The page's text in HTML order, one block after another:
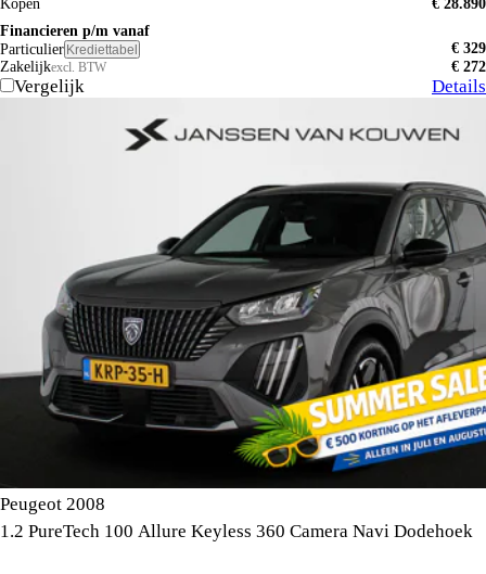
Kopen
€ 28.890
Financieren p/m vanaf
Particulier Krediettabel
€ 329
Zakelijkexcl. BTW € 272
Vergelijk Details
Peugeot 2008
1.2 PureTech 100 Allure Keyless 360 Camera Navi Dodehoek